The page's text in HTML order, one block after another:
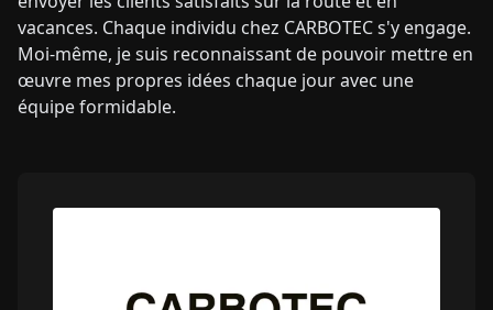
vacances. Chaque individu chez CARBOTEC s'y engage.
Moi-même, je suis reconnaissant de pouvoir mettre en
œuvre mes propres idées chaque jour avec une
équipe formidable.